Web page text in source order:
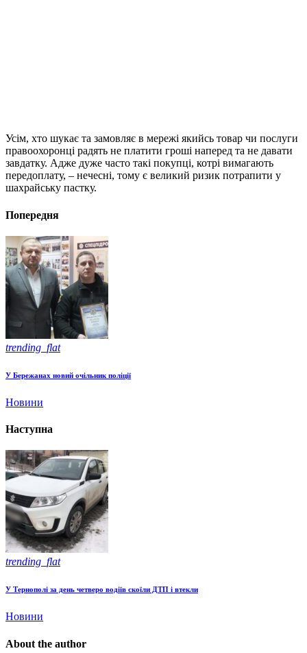
Усім, хто шукає та замовляє в мережі якийсь товар чи послуги
правоохоронці радять не платити гроші наперед та не давати
завдатку. Адже дуже часто такі покупці, котрі вимагають
передоплату, – нечесні, тому є великий ризик потрапити у
шахрайську пастку.
Попередня
trending_flat
У Бережанах новий очільник поліції
Новини
Наступна
trending_flat
У Тернополі за день четверо водіїв скоїли ДТП і втекли
Новини
About the author